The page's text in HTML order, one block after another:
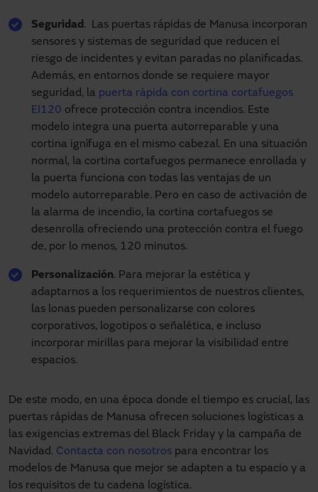
Seguridad . Las puertas rápidas de Manusa incorporan
sensores y sistemas de seguridad que reducen el
riesgo de incidentes y evitan paradas no planificadas.
Además, en entornos donde se requiere mayor
seguridad, la puerta rápida con cortina cortafuegos
EI120 ofrece protección contra incendios. Este
modelo integra una puerta autorreparable y una
cortina ignífuga en el mismo cabezal. En una situación
normal, la cortina cortafuegos permanece enrollada y
la puerta funciona con todas las ventajas de un
modelo autorreparable. Pero en caso de activación de
la alarma de incendio, la cortina cortafuegos se
desenrolla ofreciendo una protección contra el fuego
de, por lo menos, 120 minutos.
Personalización. Para mejorar la estética y
adaptarnos a los requerimientos de nuestros clientes,
las lonas pueden personalizarse con colores
corporativos, logotipos o señalética, e incluso
incorporar mirillas para mejorar la visibilidad entre
espacios.
De este modo, en una época donde el tiempo es crucial, las
puertas rápidas de Manusa ofrecen soluciones logísticas a
las exigencias extremas del Black Friday y la campaña de
Navidad. Contacta con nosotros para encontrar los
modelos de Manusa que mejor se adapten a tu espacio y a
los requisitos de tu cadena logística.